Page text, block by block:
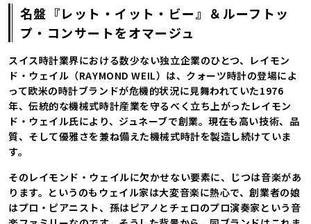
名盤『レット・イット・ビー』＆ルーフトッ
プ・コンサートをオマージュ
スイス時計業界における数少ない独立企業のひとつ、レイモン
ド・ウェイル（RAYMOND WEIL）は、クォーツ時計の登場によ
って欧米の時計ブランドが危機的状況に見舞われていた1976
年、伝統的な機械式時計産業を守るべく立ち上がったレイモン
ド・ウェイル氏により、ジュネーブで創業。現在も高い技術、品
質、そして優雅さを兼ね備えた機械式時計を製造し続けていま
す。
そのレイモンド・ウェイルに欠かせない要素に、じつは音楽があ
ります。というのもウェイル家は大変音楽に熱心で、創業者の娘
はプロ・ピアニスト、孫はピアノとチェロのプロ演奏家という音